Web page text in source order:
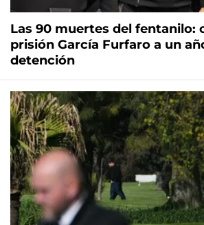
Las 90 muertes del fentanilo:
prisión García Furfaro a un
detención